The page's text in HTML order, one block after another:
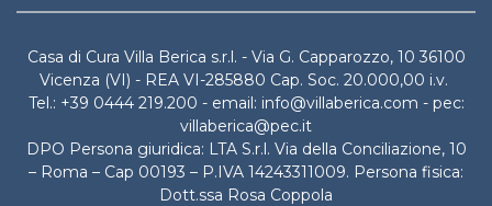
Casa di Cura Villa Berica s.r.l. - Via G. Capparozzo, 10 36100
Vicenza (VI) - REA VI-285880 Cap. Soc. 20.000,00 i.v.
Tel.: +39 0444 219.200 - email: info@villaberica.com - pec:
villaberica@pec.it
DPO Persona giuridica: LTA S.r.l. Via della Conciliazione, 10
– Roma – Cap 00193 – P.IVA 14243311009. Persona fisica:
Dott.ssa Rosa Coppola